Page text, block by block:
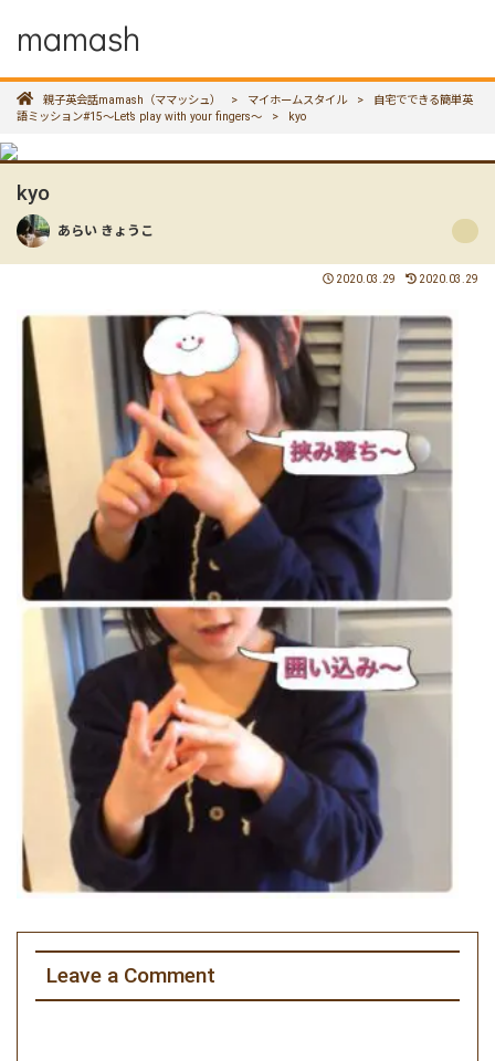
mamash
親子英会話mamash（ママッシュ） > マイホームスタイル >
自宅でできる簡単英
語ミッション#15〜Let’s play with your fingers〜
> kyo
kyo
あらい きょうこ
2020.03.29 2020.03.29
Leave a Comment